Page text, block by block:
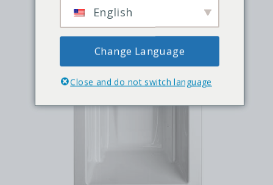
English
Change Language
Close and do not switch language